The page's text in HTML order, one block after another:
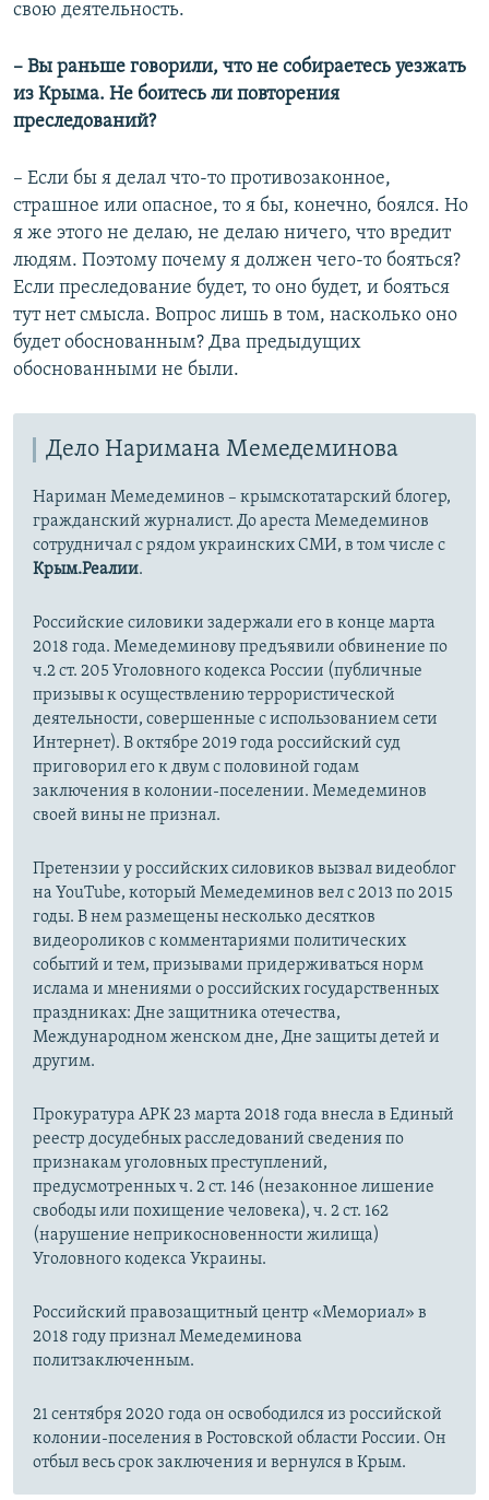
свою деятельность.
– Вы раньше говорили, что не собираетесь уезжать
из Крыма. Не боитесь ли повторения
преследований?
– Если бы я делал что-то противозаконное,
страшное или опасное, то я бы, конечно, боялся. Но
я же этого не делаю, не делаю ничего, что вредит
людям. Поэтому почему я должен чего-то бояться?
Если преследование будет, то оно будет, и бояться
тут нет смысла. Вопрос лишь в том, насколько оно
будет обоснованным? Два предыдущих
обоснованными не были.
Дело Наримана Мемедеминова
Нариман Мемедеминов – крымскотатарский блогер,
гражданский журналист. До ареста Мемедеминов
сотрудничал с рядом украинских СМИ, в том числе с
Крым.Реалии.
Российские силовики задержали его в конце марта
2018 года. Мемедеминову предъявили обвинение по
ч.2 ст. 205 Уголовного кодекса России (публичные
призывы к осуществлению террористической
деятельности, совершенные с использованием сети
Интернет)​. В октябре 2019 года российский суд
приговорил его к двум с половиной годам
заключения в колонии-поселении. Мемедеминов
своей вины не признал.
Претензии у российских силовиков вызвал видеоблог
на YouTube, который Мемедеминов вел с 2013 по 2015
годы. В нем размещены несколько десятков
видеороликов с комментариями политических
событий и тем, призывами придерживаться норм
ислама и мнениями о российских государственных
праздниках: Дне защитника отечества,
Международном женском дне, Дне защиты детей и
другим.
Прокуратура АРК 23 марта 2018 года внесла в Единый
реестр досудебных расследований сведения по
признакам уголовных преступлений,
предусмотренных ч. 2 ст. 146 (незаконное лишение
свободы или похищение человека), ч. 2 ст. 162
(нарушение неприкосновенности жилища)
Уголовного кодекса Украины.
Российский правозащитный центр «Мемориал» в
2018 году признал Мемедеминова
политзаключенным.
21 сентября 2020 года он освободился из российской
колонии-поселения в Ростовской области России. Он
отбыл весь срок заключения и вернулся в Крым.